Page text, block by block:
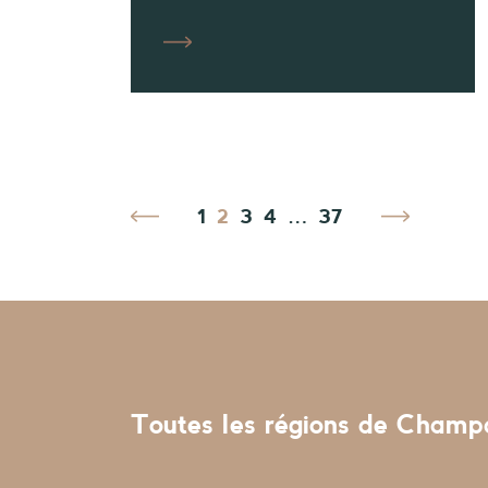
1 2 3 4 … 37
Toutes les régions de